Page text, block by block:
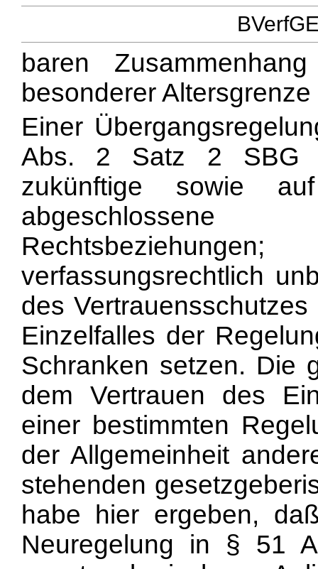
baren
besonderer
Einer
Abs. 2 Satz 2 SBG
zukünftige sowie
verfassungsrechtlich
des
Einzelfalles der
Schranken setzen. Die
dem Vertrauen des
einer bestimmten
der Allgemeinheit
stehenden
habe hier ergeben,
Neuregelung in § 51